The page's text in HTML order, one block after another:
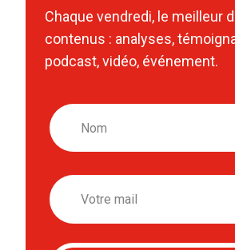
Chaque vendredi, le meilleur
contenus : analyses,
podcast, vidéo, événement.
Nom
Email